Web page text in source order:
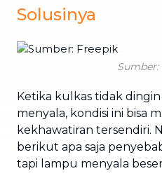
Solusinya
Sumber:
Ketika kulkas tidak
menyala, kondisi ini bisa
kekhawatiran tersendiri.
berikut apa saja
tapi lampu menyala